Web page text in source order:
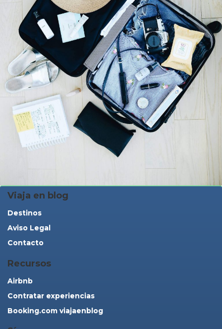
Viaja en blog
Destinos
Aviso Legal
Contacto
Recursos
Airbnb
Contratar experiencias
Booking.com viajaenblog